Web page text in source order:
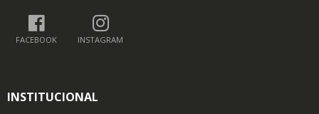
FACEBOOK INSTAGRAM
INSTITUCIONAL